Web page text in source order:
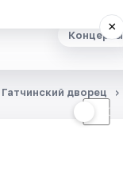
Концерты
×
☾
Гатчинский дворец